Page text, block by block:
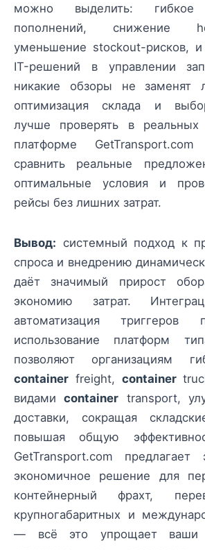
можно выделить: гибкое
пополнений, снижение
уменьшение stockout-рисков,
IT-решений в управлении
никакие обзоры не заменят
оптимизация склада и
лучше проверять в
платформе
сравнить реальные
оптимальные условия и
рейсы без лишних затрат.
Вывод: системный подход к
спроса и внедрению
даёт значимый прирост
экономию затрат.
автоматизация триггеров
использование платформ
позволяют организациям
container freight, container
видамиcontainer transport,
доставки, сокращая
повышая общую
GetTransport.com предлагает
экономичное решение для
контейнерный фрахт,
крупногабаритных и
— всё это упрощает ваши